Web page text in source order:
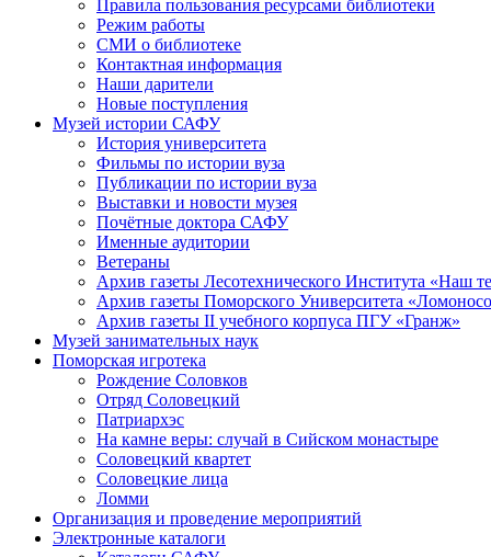
Правила пользования ресурсами библиотеки
Режим работы
СМИ о библиотеке
Контактная информация
Наши дарители
Новые поступления
Музей истории САФУ
История университета
Фильмы по истории вуза
Публикации по истории вуза
Выставки и новости музея
Почётные доктора САФУ
Именные аудитории
Ветераны
Архив газеты Лесотехнического Института «Наш
Архив газеты Поморского Университета
Архив газеты II учебного корпуса ПГУ «Гранж»
Музей занимательных наук
Поморская игротека
Рождение Соловков
Отряд Соловецкий
Патриархэс
На камне веры: случай в Сийском монастыре
Соловецкий квартет
Соловецкие лица
Ломми
Организация и проведение мероприятий
Электронные каталоги